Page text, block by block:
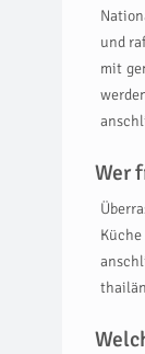
und
mit
Wer